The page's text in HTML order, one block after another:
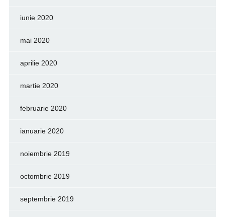
iunie 2020
mai 2020
aprilie 2020
martie 2020
februarie 2020
ianuarie 2020
noiembrie 2019
octombrie 2019
septembrie 2019